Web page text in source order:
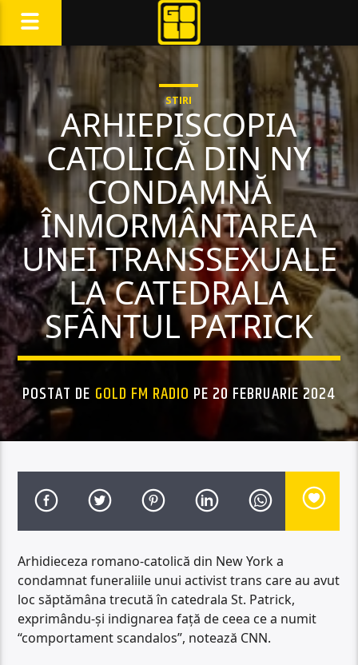
STIRI
ARHIEPISCOPIA
CATOLICĂ DIN NY
CONDAMNĂ
ÎNMORMÂNTAREA
UNEI TRANSSEXUALE
LA CATEDRALA
SFÂNTUL PATRICK
POSTAT DE GOLD FM RADIO PE 20 FEBRUARIE 2024
Arhidieceza romano-catolică din New York a
condamnat funeraliile unui activist trans care au avut
loc săptămâna trecută în catedrala St. Patrick,
exprimându-și indignarea față de ceea ce a numit
“comportament scandalos”, notează CNN.